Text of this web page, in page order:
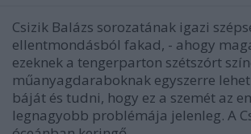
Csizik Balázs sorozatának igazi
ellentmondásból fakad, - ahogy
ezeknek a tengerparton szétszórt
műanyagdaraboknak egyszerre
báját és tudni, hogy ez a szemét az
legnagyobb problémája jelenleg. A